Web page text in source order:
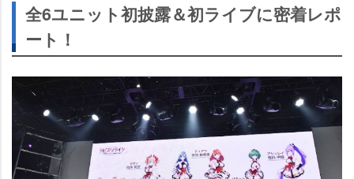
全6ユニット初披露＆初ライブに密着レポ
ート！